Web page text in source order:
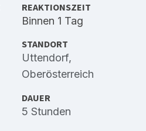
REAKTIONSZEIT
Binnen 1 Tag
STANDORT
Uttendorf,
Oberösterreich
DAUER
5 Stunden